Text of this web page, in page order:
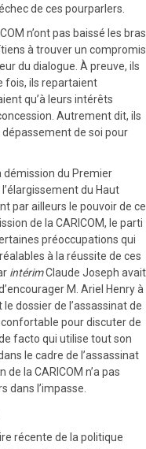
de ces pourparlers.
n’ont pas baissé les bras
à trouver un compromis
du dialogue. À preuve, ils
fois, ils repartaient
qu’à leurs intérêts
Autrement dit, ils
de soi pour
démission du Premier
du Haut
par ailleurs le pouvoir de ce
de la CARICOM, le parti
préoccupations qui
à la réussite de ces
intérimClaude Joseph avait
M. Ariel Henry à
dossier de l’assassinat de
pour discuter de
facto qui utilise tout son
le cadre de l’assassinat
la CARICOM n’a pas
dans l’impasse.
récente de la politique